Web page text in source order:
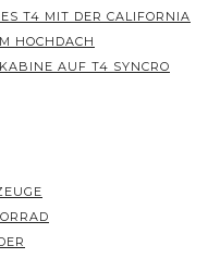
T4 MIT DER CALIFORNIA
HOCHDACH
AUF T4 SYNCRO